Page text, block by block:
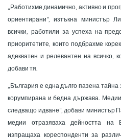
„Работихме динамично, активно и
ориентирани“, изтъкна министър
всички, работили за успеха на
приоритетите, които подбрахме
адекватен и релевантен на всичко,
добави тя.
„България е една дълго пазена
корумпирана и бедна държава.
следващо идване“, добави министър
медии отразяваха дейността на
изпращаха кореспонденти за